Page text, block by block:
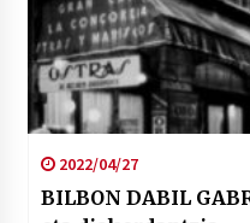
2022/04/27
BILBON DABIL